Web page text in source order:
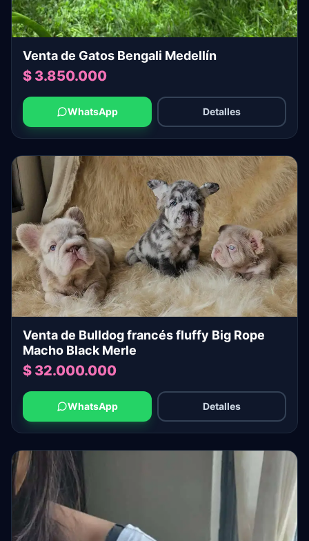
Venta de Gatos Bengali Medellín
$ 3.850.000
WhatsApp Detalles
Venta de Bulldog francés fluffy Big Rope
Macho Black Merle
$ 32.000.000
WhatsApp Detalles